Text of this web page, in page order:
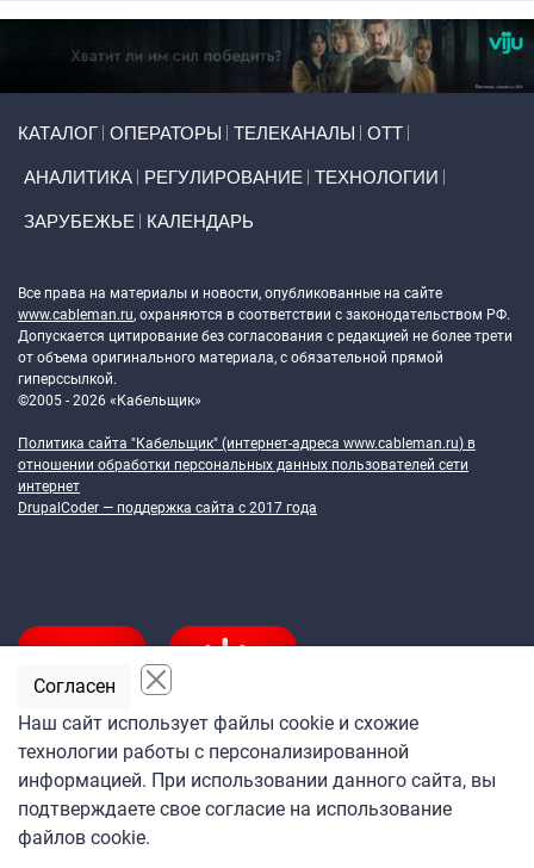
КАТАЛОГ ОПЕРАТОРЫ ТЕЛЕКАНАЛЫ ОТТ
АНАЛИТИКА РЕГУЛИРОВАНИЕ ТЕХНОЛОГИИ
ЗАРУБЕЖЬЕ КАЛЕНДАРЬ
Все права на материалы и новости, опубликованные на сайте
www.cableman.ru, охраняются в соответствии с законодательством РФ.
Допускается цитирование без согласования с редакцией не более трети
от объема оригинального материала, с обязательной прямой
гиперссылкой.
©2005 - 2026 «Кабельщик»
Политика сайта "Кабельщик" (интернет-адреса www.cableman.ru) в
отношении обработки персональных данных пользователей сети
интернет
DrupalCoder — поддержка сайта c 2017 года
Подпишитесь
на ежедневную рассылку
«Кабельщика»
Наш сайт использует файлы cookie и схожие
технологии работы с персонализированной
информацией. При использовании данного сайта, вы
подтверждаете свое согласие на использование
файлов cookie.
Согласен